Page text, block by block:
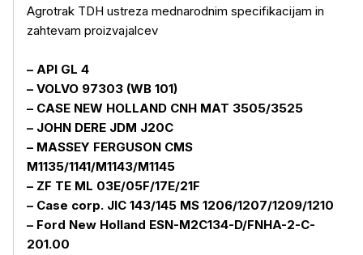
Agrotrak TDH ustreza mednarodnim specifikacijam in
zahtevam proizvajalcev
– API GL 4
– VOLVO 97303 (WB 101)
– CASE NEW HOLLAND CNH MAT 3505/3525
– JOHN DERE JDM J20C
– MASSEY FERGUSON CMS
M1135/1141/M1143/M1145
– ZF TE ML 03E/05F/17E/21F
– Case corp. JIC 143/145 MS 1206/1207/1209/1210
– Ford New Holland ESN-M2C134-D/FNHA-2-C-
201.00